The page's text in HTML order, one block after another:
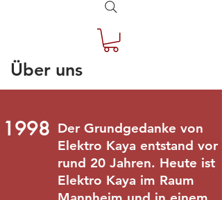
Über uns
1998 Der Grundgedanke von
Elektro Kaya entstand vor
rund 20 Jahren. Heute ist
Elektro Kaya im Raum